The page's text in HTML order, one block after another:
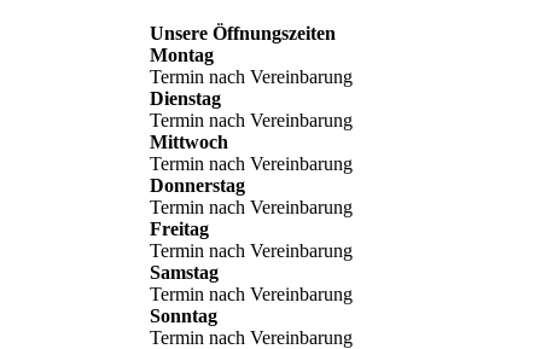
Unsere Öffnungszeiten
Montag
Termin nach Vereinbarung
Dienstag
Termin nach Vereinbarung
Mittwoch
Termin nach Vereinbarung
Donnerstag
Termin nach Vereinbarung
Freitag
Termin nach Vereinbarung
Samstag
Termin nach Vereinbarung
Sonntag
Termin nach Vereinbarung